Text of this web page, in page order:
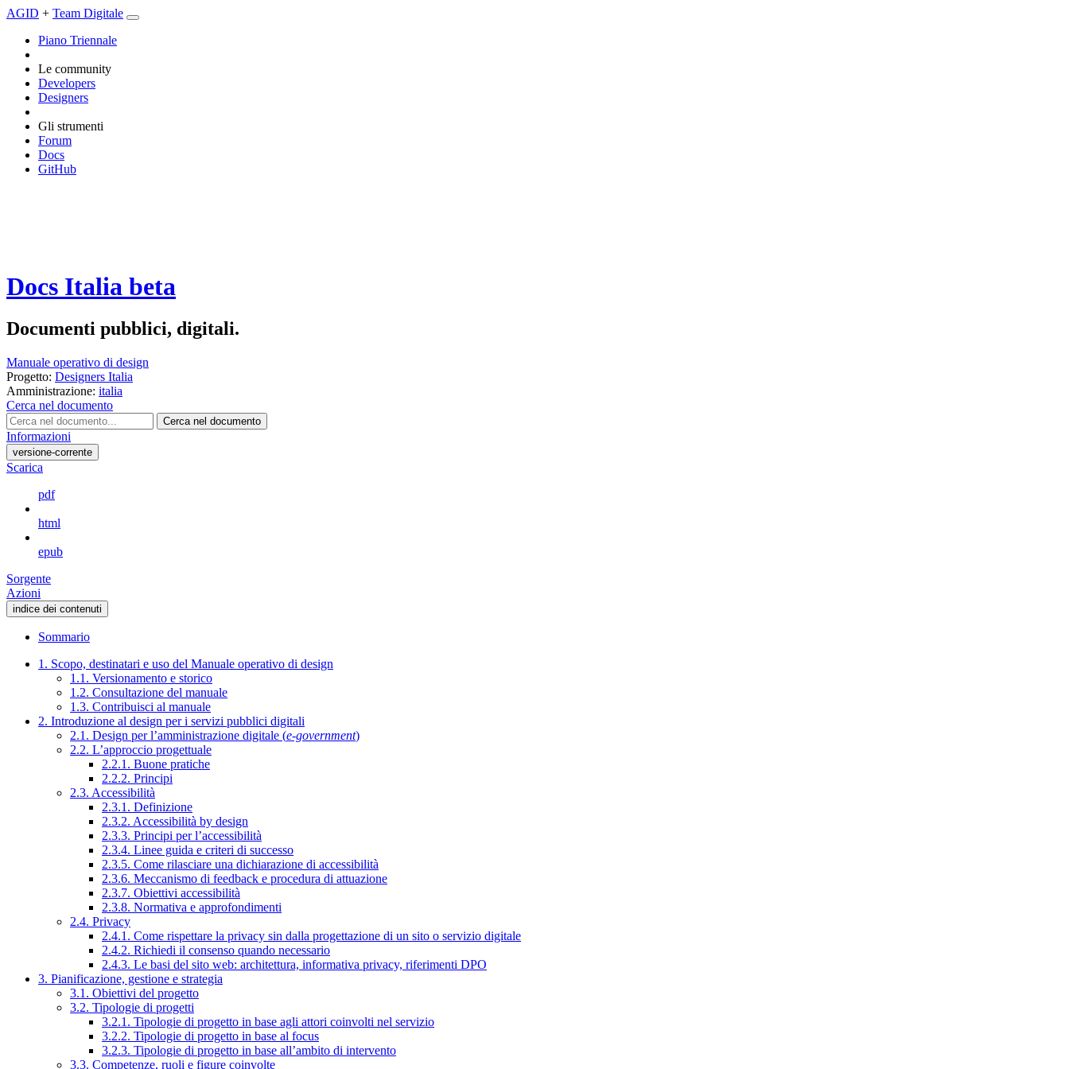
AGID + Team Digitale
Piano Triennale
Le community
Developers
Designers
Gli strumenti
Forum
Docs
GitHub
Docs Italia beta
Documenti pubblici, digitali.
Manuale operativo di design
Progetto: Designers Italia
Amministrazione: italia
Cerca nel documento
Cerca nel documento
Informazioni
versione-corrente
Scarica
pdf
html
epub
Sorgente
Azioni
indice dei contenuti
Sommario
1. Scopo, destinatari e uso del Manuale operativo di design
1.1. Versionamento e storico
1.2. Consultazione del manuale
1.3. Contribuisci al manuale
2. Introduzione al design per i servizi pubblici digitali
2.1. Design per l’amministrazione digitale (e-government)
2.2. L’approccio progettuale
2.2.1. Buone pratiche
2.2.2. Principi
2.3. Accessibilità
2.3.1. Definizione
2.3.2. Accessibilità by design
2.3.3. Principi per l’accessibilità
2.3.4. Linee guida e criteri di successo
2.3.5. Come rilasciare una dichiarazione di accessibilità
2.3.6. Meccanismo di feedback e procedura di attuazione
2.3.7. Obiettivi accessibilità
2.3.8. Normativa e approfondimenti
2.4. Privacy
2.4.1. Come rispettare la privacy sin dalla progettazione di un sito o servizio digitale
2.4.2. Richiedi il consenso quando necessario
2.4.3. Le basi del sito web: architettura, informativa privacy, riferimenti DPO
3. Pianificazione, gestione e strategia
3.1. Obiettivi del progetto
3.2. Tipologie di progetti
3.2.1. Tipologie di progetto in base agli attori coinvolti nel servizio
3.2.2. Tipologie di progetto in base al focus
3.2.3. Tipologie di progetto in base all’ambito di intervento
3.3. Competenze, ruoli e figure coinvolte